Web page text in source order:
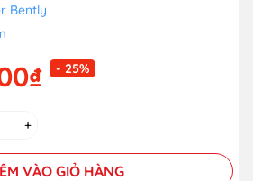
Bently
- 25%
+
VÀO GIỎ HÀNG